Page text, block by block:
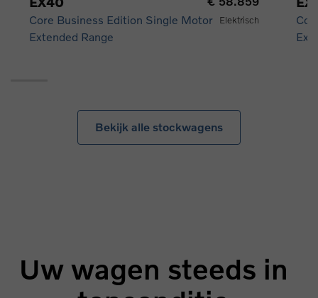
Core Business Edition Single Motor
Extended Range
Elektrisch
Bekijk alle stockwagens
Uw wagen steeds in